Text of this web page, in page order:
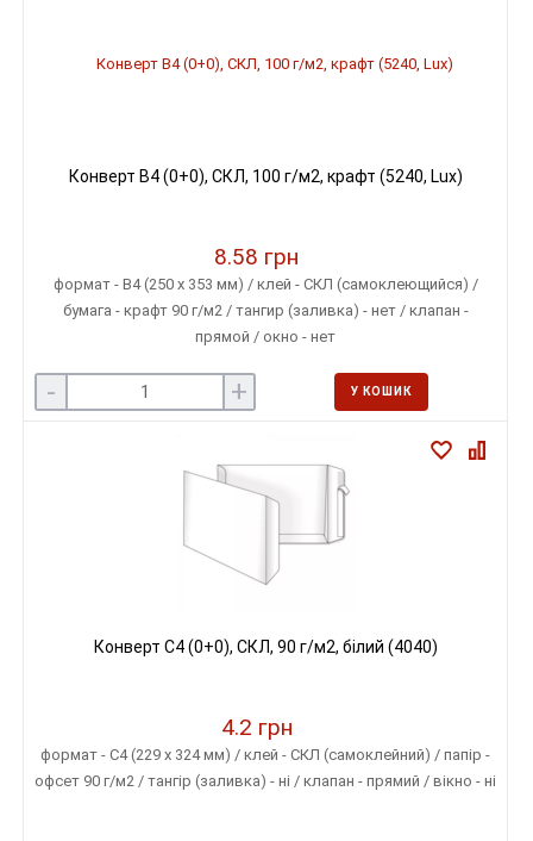
Конверт B4 (0+0), СКЛ, 100 г/м2, крафт (5240, Lux)
8.58 грн
формат - B4 (250 х 353 мм) / клей - СКЛ (самоклеющийся) /
бумага - крафт 90 г/м2 / тангир (заливка) - нет / клапан -
прямой / окно - нет
- + У КОШИК
Конверт C4 (0+0), СКЛ, 90 г/м2, білий (4040)
4.2 грн
формат - С4 (229 х 324 мм) / клей - СКЛ (самоклейний) / папір -
офсет 90 г/м2 / тангір (заливка) - ні / клапан - прямий / вікно - ні